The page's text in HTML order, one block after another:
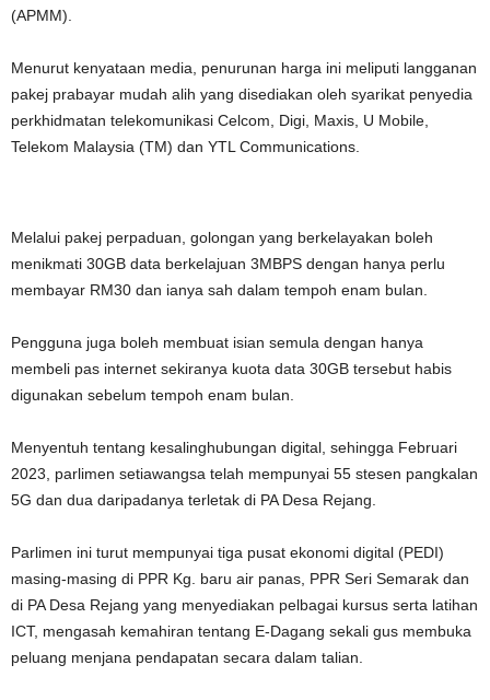
(APMM).
Menurut kenyataan media, penurunan harga ini meliputi langganan
pakej prabayar mudah alih yang disediakan oleh syarikat penyedia
perkhidmatan telekomunikasi Celcom, Digi, Maxis, U Mobile,
Telekom Malaysia (TM) dan YTL Communications.
Melalui pakej perpaduan, golongan yang berkelayakan boleh
menikmati 30GB data berkelajuan 3MBPS dengan hanya perlu
membayar RM30 dan ianya sah dalam tempoh enam bulan.
Pengguna juga boleh membuat isian semula dengan hanya
membeli pas internet sekiranya kuota data 30GB tersebut habis
digunakan sebelum tempoh enam bulan.
Menyentuh tentang kesalinghubungan digital, sehingga Februari
2023, parlimen setiawangsa telah mempunyai 55 stesen pangkalan
5G dan dua daripadanya terletak di PA Desa Rejang.
Parlimen ini turut mempunyai tiga pusat ekonomi digital (PEDI)
masing-masing di PPR Kg. baru air panas, PPR Seri Semarak dan
di PA Desa Rejang yang menyediakan pelbagai kursus serta latihan
ICT, mengasah kemahiran tentang E-Dagang sekali gus membuka
peluang menjana pendapatan secara dalam talian.